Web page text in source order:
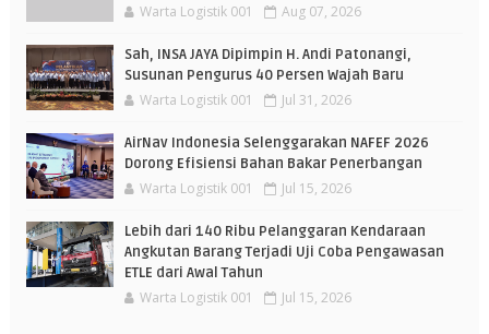
Warta Logistik 001 Aug 07, 2026
Sah, INSA JAYA Dipimpin H. Andi Patonangi,
Susunan Pengurus 40 Persen Wajah Baru
Warta Logistik 001 Jul 31, 2026
AirNav Indonesia Selenggarakan NAFEF 2026
Dorong Efisiensi Bahan Bakar Penerbangan
Warta Logistik 001 Jul 15, 2026
Lebih dari 140 Ribu Pelanggaran Kendaraan
Angkutan Barang Terjadi Uji Coba Pengawasan
ETLE dari Awal Tahun
Warta Logistik 001 Jul 15, 2026